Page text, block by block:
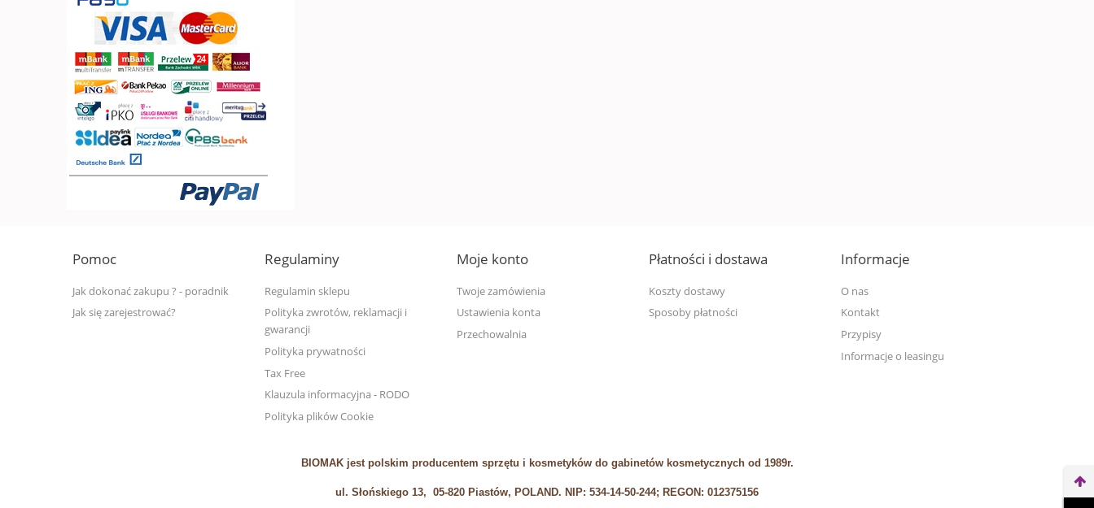
Pomoc
Jak dokonać zakupu ? - poradnik
Jak się zarejestrować?
Regulaminy
Regulamin sklepu
Polityka zwrotów, reklamacji i
gwarancji
Polityka prywatności
Tax Free
Klauzula informacyjna - RODO
Polityka plików Cookie
Moje konto
Twoje zamówienia
Ustawienia konta
Przechowalnia
Płatności i dostawa
Koszty dostawy
Sposoby płatności
Informacje
O nas
Kontakt
Przypisy
Informacje o leasingu
BIOMAK jest polskim producentem sprzętu i kosmetyków do gabinetów kosmetycznych od 1989r.
ul. Słońskiego 13, 05-820 Piastów, POLAND. NIP: 534-14-50-244; REGON: 012375156